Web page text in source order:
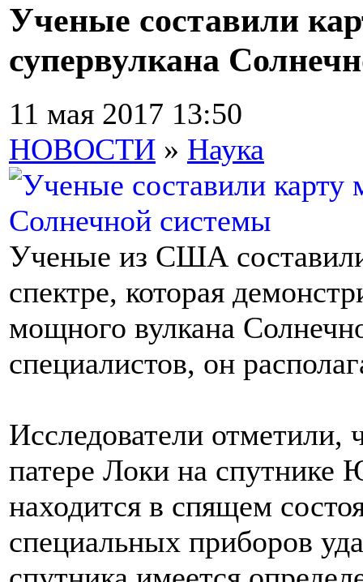
Ученые составили
супервулкана
11 мая 2017 13:50
НОВОСТИ » Наука
Ученые из США
спектре, которая
мощного вулкана
специалистов, он
Исследователи отметили,
патере Локи на спутнике
находится в спящем
специальных приборов